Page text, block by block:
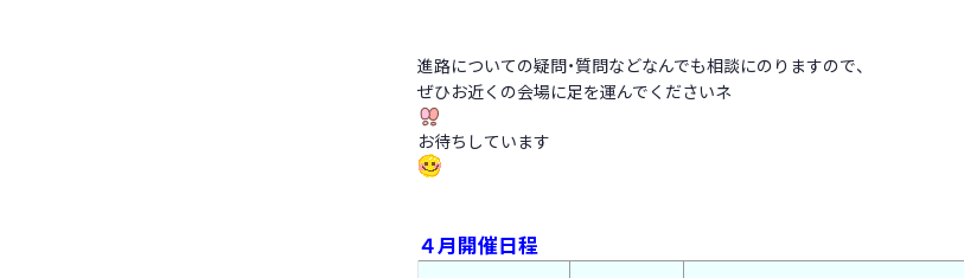
進路についての疑問・質問などなんでも相談にのりますので、
ぜひお近くの会場に足を運んでくださいネ
お待ちしています
４月開催日程